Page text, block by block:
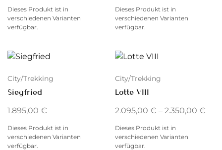
Dieses Produkt ist in
verschiedenen Varianten
verfügbar.
Dieses Produkt ist in
verschiedenen Varianten
verfügbar.
City/Trekking
Siegfried
1.895,00 €
Dieses Produkt ist in
verschiedenen Varianten
verfügbar.
City/Trekking
Lotte VIII
2.095,00 € – 2.350,00 €
Dieses Produkt ist in
verschiedenen Varianten
verfügbar.